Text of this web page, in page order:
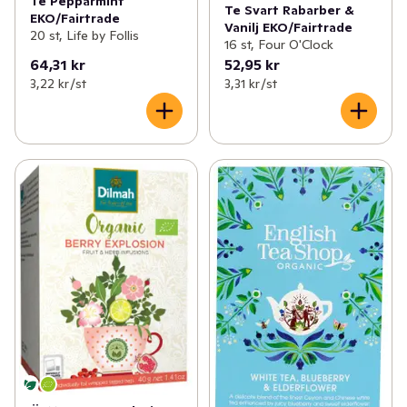
EKO/Fairtrade
20 st, Life by Follis
64,31 kr
3,22 kr /st
Te Svart Rabarber &
Vanilj EKO/Fairtrade
16 st, Four O'Clock
52,95 kr
3,31 kr /st